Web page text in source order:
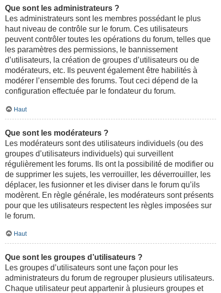
Que sont les administrateurs ?
Les administrateurs sont les membres possédant le plus
haut niveau de contrôle sur le forum. Ces utilisateurs
peuvent contrôler toutes les opérations du forum, telles que
les paramètres des permissions, le bannissement
d’utilisateurs, la création de groupes d’utilisateurs ou de
modérateurs, etc. Ils peuvent également être habilités à
modérer l’ensemble des forums. Tout ceci dépend de la
configuration effectuée par le fondateur du forum.
Haut
Que sont les modérateurs ?
Les modérateurs sont des utilisateurs individuels (ou des
groupes d’utilisateurs individuels) qui surveillent
régulièrement les forums. Ils ont la possibilité de modifier ou
de supprimer les sujets, les verrouiller, les déverrouiller, les
déplacer, les fusionner et les diviser dans le forum qu’ils
modèrent. En règle générale, les modérateurs sont présents
pour que les utilisateurs respectent les règles imposées sur
le forum.
Haut
Que sont les groupes d’utilisateurs ?
Les groupes d’utilisateurs sont une façon pour les
administrateurs du forum de regrouper plusieurs utilisateurs.
Chaque utilisateur peut appartenir à plusieurs groupes et